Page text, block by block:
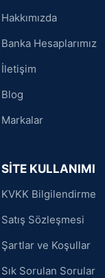
Hakkımızda
Banka Hesaplarımız
İletişim
Blog
Markalar
SİTE KULLANIMI
KVKK Bilgilendirme
Satış Sözleşmesi
Şartlar ve Koşullar
Sık Sorulan Sorular